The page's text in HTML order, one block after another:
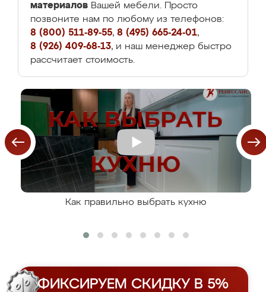
материалов Вашей мебели. Просто
позвоните нам по любому из телефонов:
8 (800) 511-89-55, 8 (495) 665-24-01,
8 (926) 409-68-13, и наш менеджер быстро
рассчитает стоимость.
Как правильно выбрать кухню
ФИКСИРУЕМ СКИДКУ В 5%